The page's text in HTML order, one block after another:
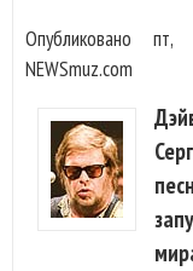
Опубликованопт,
NEWSmuz.com